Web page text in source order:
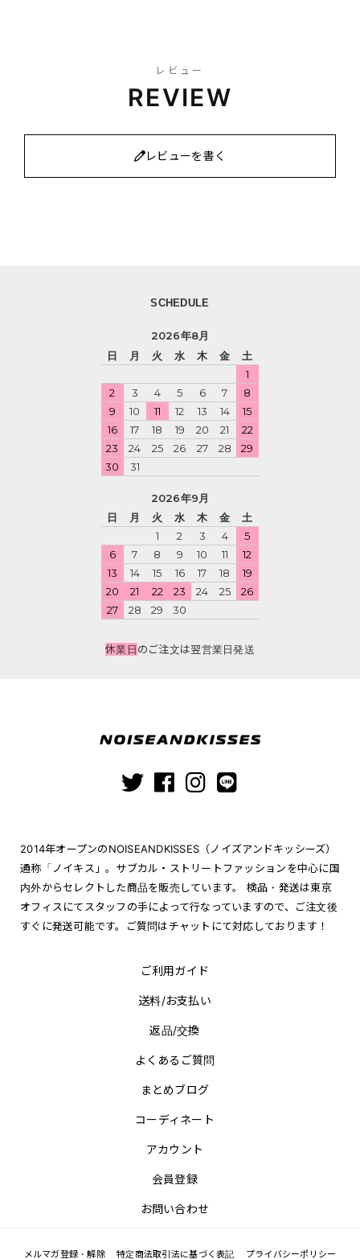
レビュー
REVIEW
レビューを書く
SCHEDULE
2026年8月
日
月 火 水 木 金
土
1
2
3 4 5 6 7
8
9
10 11 12 13 14
15
16
17 18 19 20 21
22
23
24 25 26 27 28
29
30
31
2026年9月
日
月 火 水 木 金
土
1
2 3 4
5
6
7 8 9 10 11
12
13
14 15 16 17 18
19
20
21 22 23 24 25
26
27
28 29 30
休業日のご注文は翌営業日発送
2014年オープンのNOISEANDKISSES（ノイズアンドキッシーズ）
通称「ノイキス」。サブカル・ストリートファッションを中心に国
内外からセレクトした商品を販売しています。 検品・発送は東京
オフィスにてスタッフの手によって行なっていますので、ご注文後
すぐに発送可能です。ご質問はチャットにて対応しております！
ご利用ガイド
送料/お支払い
返品/交換
よくあるご質問
まとめブログ
コーディネート
アカウント
会員登録
お問い合わせ
メルマガ登録・解除 特定商法取引法に基づく表記 プライバシーポリシー